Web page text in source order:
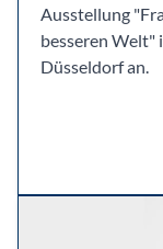
Ausstellung
besseren Welt"
Düsseldorf an.